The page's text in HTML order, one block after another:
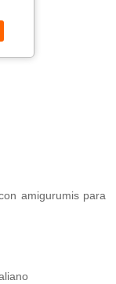
amigurumis para